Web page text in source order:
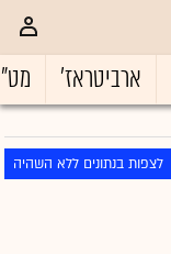
ארביטראז'
לצפות בנתונים ללא השהיה